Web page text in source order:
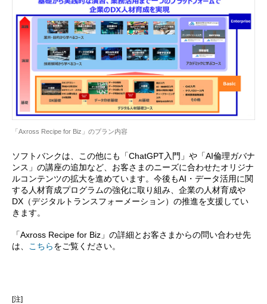
「Axross Recipe for Biz」のプラン内容
ソフトバンクは、この他にも「ChatGPT入門」や「AI倫理ガバナ
ンス」の講座の追加など、お客さまのニーズに合わせたオリジナ
ルコンテンツの拡大を進めています。今後もAI・データ活用に関
する人材育成プログラムの強化に取り組み、企業の人材育成や
DX（デジタルトランスフォーメーション）の推進を支援してい
きます。
「Axross Recipe for Biz」の詳細とお客さまからの問い合わせ先
は、
こちらをご覧ください。
[注]